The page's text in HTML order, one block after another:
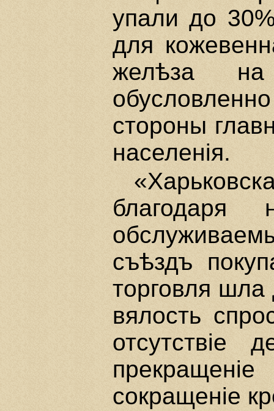
упали до
для
желѣза
стороны
населенiя.
благодаря
съѣздъ
торговля
вялость
отсутствiе
сокращенiе